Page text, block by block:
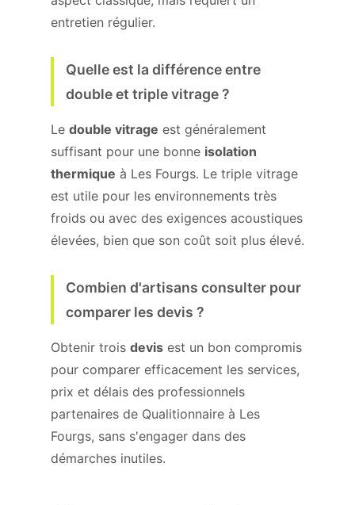
entretien régulier.
Quelle est la différence entre
double et triple vitrage ?
Le double vitrage est généralement
suffisant pour une bonne isolation
thermique à Les Fourgs. Le triple vitrage
est utile pour les environnements très
froids ou avec des exigences acoustiques
élevées, bien que son coût soit plus élevé.
Combien d'artisans consulter pour
comparer les devis ?
Obtenir trois devis est un bon compromis
pour comparer efficacement les services,
prix et délais des professionnels
partenaires de Qualitionnaire à Les
Fourgs, sans s'engager dans des
démarches inutiles.